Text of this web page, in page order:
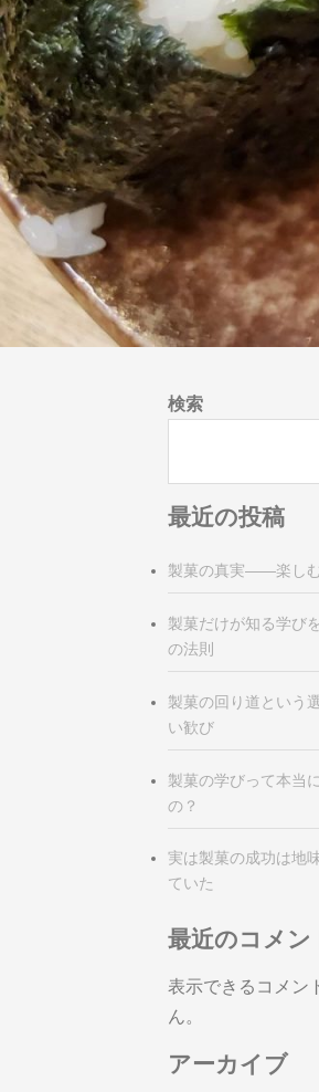
検索
最近の投稿
製菓の真実――楽し
製菓だけが知る学び
の法則
製菓の回り道という
い歓び
製菓の学びって本当
の？
実は製菓の成功は地
ていた
最近のコメン
表示できるコメン
ん。
アーカイブ